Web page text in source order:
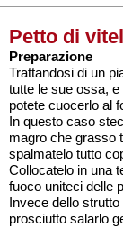
Petto di
Preparazione
Trattandosi di un
tutte le sue ossa,
potete cuocerlo al
In questo caso
magro che grasso
spalmatelo tutto
Collocatelo in una
fuoco uniteci delle
Invece dello
prosciutto salarlo